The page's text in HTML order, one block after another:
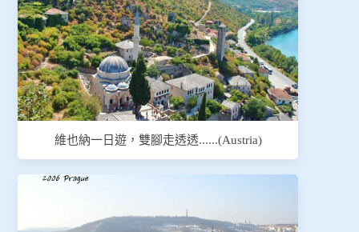
維也納一日遊，雙腳走透透......(Austria)